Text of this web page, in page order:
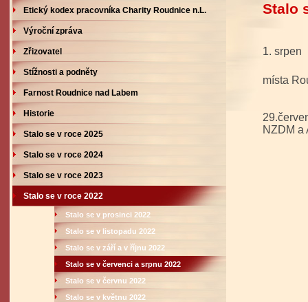
Etický kodex pracovníka Charity Roudnice n.L.
Výroční zpráva
Zřizovatel
Stížnosti a podněty
Farnost Roudnice nad Labem
Historie
Stalo se v roce 2025
Stalo se v roce 2024
Stalo se v roce 2023
Stalo se v roce 2022
Stalo se v prosinci 2022
Stalo se v listopadu 2022
Stalo se v září a v říjnu 2022
Stalo se v červenci a srpnu 2022
Stalo se v červnu 2022
Stalo se v květnu 2022
Stalo
1.
místa
NZDM a